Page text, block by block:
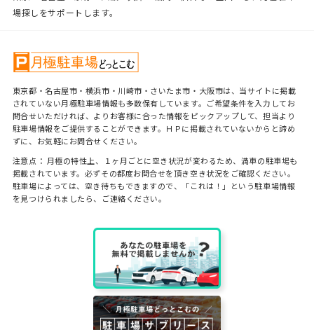
場探しをサポートします。
東京都・名古屋市・横浜市・川崎市・さいたま市・大阪市は、当サイトに掲載
されていない月極駐車場情報も多数保有しています。ご希望条件を入力してお
問合せいただければ、よりお客様に合った情報をピックアップして、担当より
駐車場情報をご提供することができます。ＨＰに掲載されていないからと諦め
ずに、お気軽にお問合せください。
注意点： 月極の特性上、１ヶ月ごとに空き状況が変わるため、満車の駐車場も
掲載されています。必ずその都度お問合せを頂き空き状況をご確認ください。
駐車場によっては、空き待ちもできますので、「これは！」という駐車場情報
を見つけられましたら、ご連絡ください。